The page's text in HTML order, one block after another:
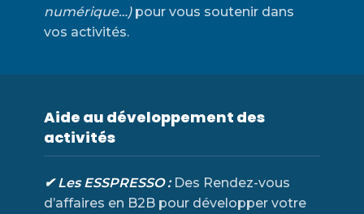
numérique…) pour vous soutenir dans
vos activités.
Aide au développement des
activités
✔ Les ESSPRESSO :Des Rendez-vous
d’affaires en B2B pour développer votre